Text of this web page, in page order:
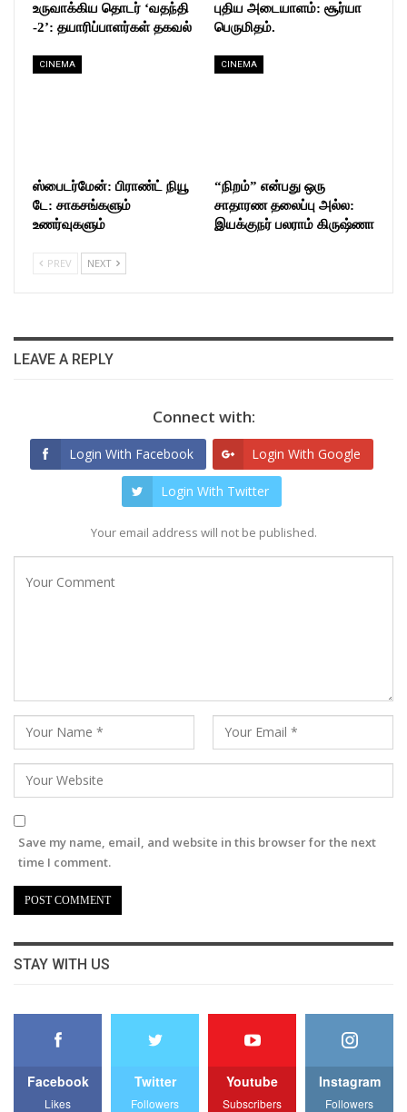
உருவாக்கிய தொடர் ‘வதந்தி
-2’: தயாரிப்பாளர்கள் தகவல்
புதிய அடையாளம்: சூர்யா
பெருமிதம்.
CINEMA
ஸ்பைடர்மேன்: பிராண்ட் நியூ
டே: சாகசங்களும்
உணர்வுகளும்
CINEMA
“நிறம்” என்பது ஒரு
சாதாரண தலைப்பு அல்ல:
இயக்குநர் பலராம் கிருஷ்ணா
PREV NEXT
LEAVE A REPLY
Connect with:
Login With Facebook Login With Google
Login With Twitter
Your email address will not be published.
Save my name, email, and website in this browser for the next
time I comment.
STAY WITH US
Facebook
Likes
Twitter
Followers
Youtube
Subscribers
Instagram
Followers